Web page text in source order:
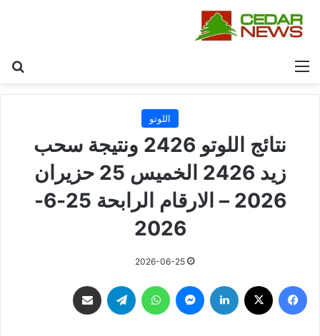
القائمة
اللوتو
نتائج اللوتو 2426 ونتيجة سحب
زيد 2426 الخميس 25 حزيران
2026 – الارقام الرابحة 25-6-
2026
2026-06-25
فيسبوك لينكدإن ماسنجر واتساب تيلقرام